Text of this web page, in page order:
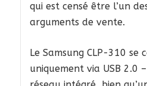
qui est censé être l’un
arguments de vente.
Le Samsung CLP-310 se
uniquement via USB 2.0